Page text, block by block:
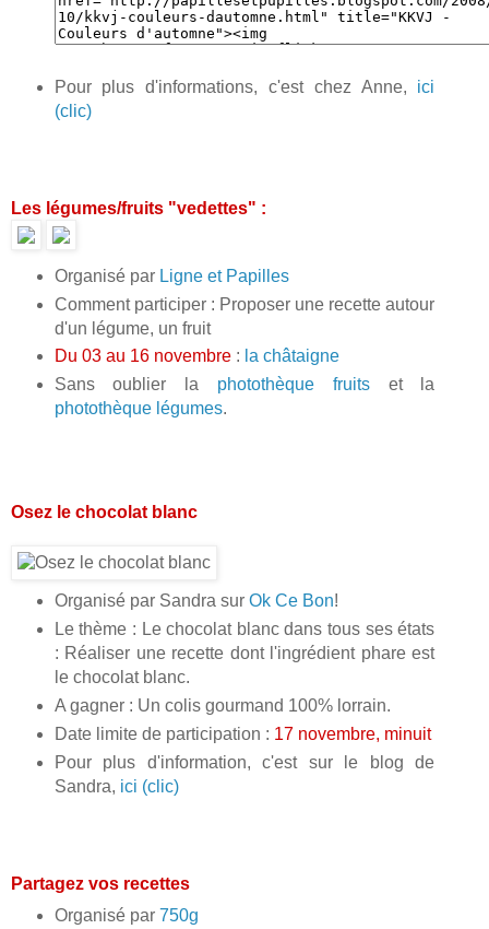
Pour plus d'informations, c'est chez Anne, ici
(clic)
Les légumes/fruits "vedettes" :
Organisé par Ligne et Papilles
Comment participer : Proposer une recette autour
d'un légume, un fruit
Du 03 au 16 novembre: la châtaigne
Sans oublier la photothèque fruitset la
photothèque légumes.
Osez le chocolat blanc
Organisé par Sandra sur Ok Ce Bon!
Le thème : Le chocolat blanc dans tous ses états
: Réaliser une recette dont l'ingrédient phare est
le chocolat blanc.
A gagner : Un colis gourmand 100% lorrain.
Date limite de participation : 17 novembre, minuit
Pour plus d'information, c'est sur le blog de
Sandra, ici (clic)
Partagez vos recettes
Organisé par 750g